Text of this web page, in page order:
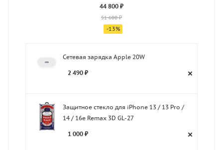
44 800 ₽
51 600 ₽
-13%
Сетевая зарядка Apple 20W
2 490 ₽
Защитное стекло для iPhone 13 / 13 Pro /
14 / 16e Remax 3D GL-27
1 000 ₽